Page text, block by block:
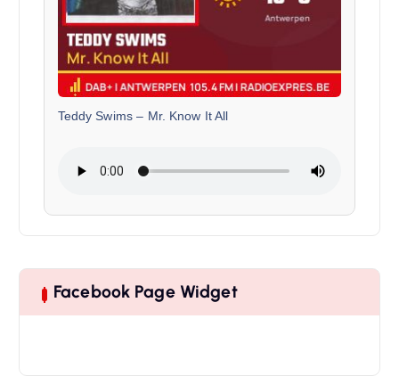
Teddy Swims – Mr. Know It All
Facebook Page Widget